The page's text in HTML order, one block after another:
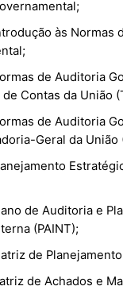
às Normas
de Auditoria
Contas da União
de Auditoria
Geral da União
de Auditoria e
(PAINT);
de
de Achados e